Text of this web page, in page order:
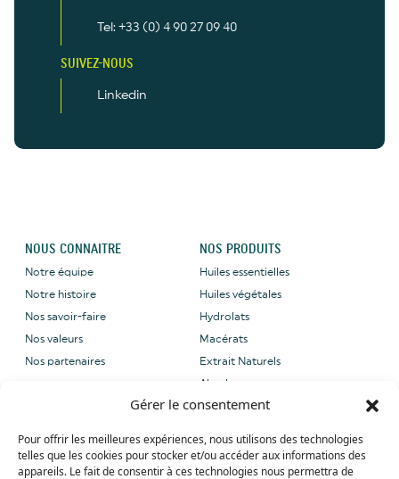
Gérer le consentement
Pour offrir les meilleures expériences, nous utilisons des technologies
telles que les cookies pour stocker et/ou accéder aux informations des
appareils. Le fait de consentir à ces technologies nous permettra de
Tel: +33 (0) 4 90 27 09 40
SUIVEZ-NOUS
Linkedin
NOUS CONNAITRE
Notre équipe
Notre histoire
Nos savoir-faire
Nos valeurs
Nos partenaires
NOS PRODUITS
Huiles essentielles
Huiles végétales
Hydrolats
Macérats
Extrait Naturels
Absolues
provence.com